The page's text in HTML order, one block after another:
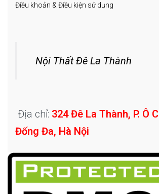
Điều khoản & Điều kiện sử dụng
Nội Thất Đê La Thành
Địa chỉ: 324 Đê La Thành, P. Ô
Đống Đa, Hà Nội